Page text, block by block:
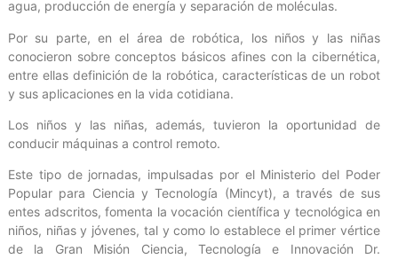
agua, producción de energía y separación de moléculas.
Por su parte, en el área de robótica, los niños y las niñas
conocieron sobre conceptos básicos afines con la cibernética,
entre ellas definición de la robótica, características de un robot
y sus aplicaciones en la vida cotidiana.
Los niños y las niñas, además, tuvieron la oportunidad de
conducir máquinas a control remoto.
Este tipo de jornadas, impulsadas por el Ministerio del Poder
Popular para Ciencia y Tecnología (Mincyt), a través de sus
entes adscritos, fomenta la vocación científica y tecnológica en
niños, niñas y jóvenes, tal y como lo establece el primer vértice
de la Gran Misión Ciencia, Tecnología e Innovación Dr.